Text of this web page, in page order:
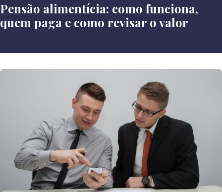
Pensão alimentícia: como funciona,
quem paga e como revisar o valor